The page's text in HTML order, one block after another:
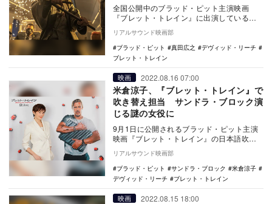
全国公開中のブラッド・ピット主演映画
『ブレット・トレイン』に出演している真
田広之のインタビュー映像が公開された。
本作は、伊…
リアルサウンド映画部
ブラッド・ピット
真田広之
デヴィッド・リーチ
ブレット・トレイン
映画 2022.08.16 07:00
米倉涼子、『ブレット・トレイン』で
吹き替え担当 サンドラ・ブロック演
じる謎の女役に
9月1日に公開されるブラッド・ピット主演
映画『ブレット・トレイン』の日本語吹替
版キャストとして、米倉涼子が追加発表さ
れた。 …
リアルサウンド映画部
ブラッド・ピット
サンドラ・ブロック
米倉涼子
デヴィッド・リーチ
ブレット・トレイン
映画 2022.08.15 18:00